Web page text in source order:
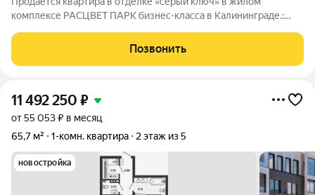
комплексе РАСЦВЕТ ПАРК бизнес-класса в Калининграде.:
Виды на озеро и природу благодаря панорамному остеклению.
Продуманная
Позвонить
11 492 250 ₽
от 55 053 ₽ в месяц
65,7 м²
1-комн. квартира 2 этаж из 5
новостройка